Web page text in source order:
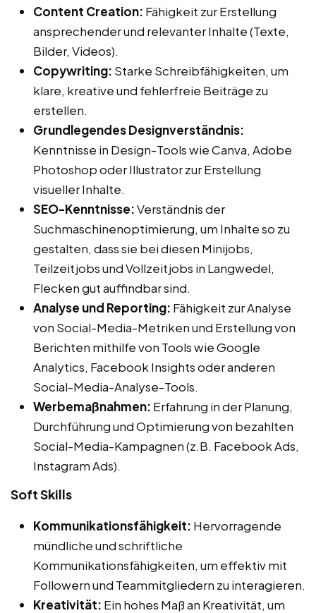
Content Creation: Fähigkeit zur Erstellung
ansprechender und relevanter Inhalte (Texte,
Bilder, Videos).
Copywriting: Starke Schreibfähigkeiten, um
klare, kreative und fehlerfreie Beiträge zu
erstellen.
Grundlegendes Designverständnis:
Kenntnisse in Design-Tools wie Canva, Adobe
Photoshop oder Illustrator zur Erstellung
visueller Inhalte.
SEO-Kenntnisse:Verständnis der
Suchmaschinenoptimierung, um Inhalte so zu
gestalten, dass sie bei diesen Minijobs,
Teilzeitjobs und Vollzeitjobs in Langwedel,
Flecken gut auffindbar sind.
Analyse und Reporting: Fähigkeit zur Analyse
von Social-Media-Metriken und Erstellung von
Berichten mithilfe von Tools wie Google
Analytics, Facebook Insights oder anderen
Social-Media-Analyse-Tools.
Werbemaßnahmen: Erfahrung in der Planung,
Durchführung und Optimierung von bezahlten
Social-Media-Kampagnen (z.B. Facebook Ads,
Instagram Ads).
Soft Skills
Kommunikationsfähigkeit: Hervorragende
mündliche und schriftliche
Kommunikationsfähigkeiten, um effektiv mit
Followern und Teammitgliedern zu interagieren.
Kreativität: Ein hohes Maß an Kreativität, um